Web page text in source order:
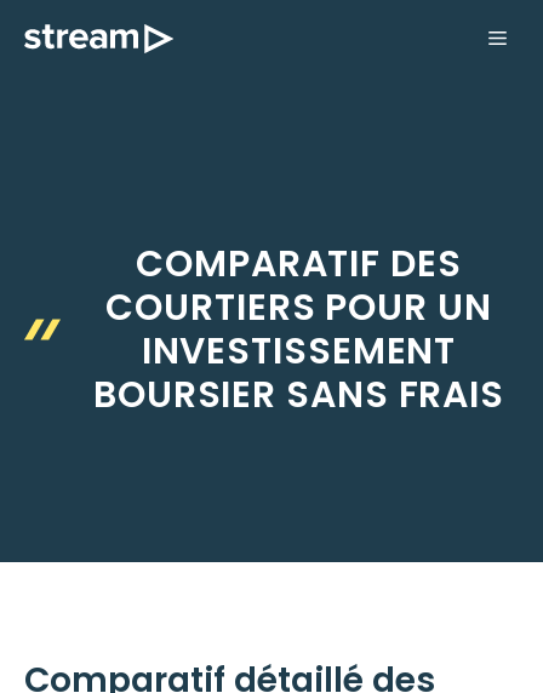
COMPARATIF DES
COURTIERS POUR UN
INVESTISSEMENT
BOURSIER SANS FRAIS
Comparatif détaillé des